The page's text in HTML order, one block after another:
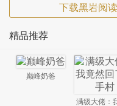
下载黑岩阅
精品推荐
巅峰奶爸